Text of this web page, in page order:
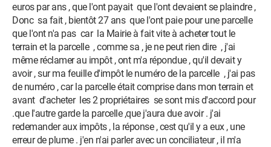
euros par ans , que l'ont payait que l'ont devaient se plaindre ,
Donc sa fait , bientôt 27 ans que l'ont paie pour une parcelle
que l'ont n'a pas car la Mairie à fait vite à acheter tout le
terrain et la parcelle , comme sa , je ne peut rien dire , j'ai
même réclamer au impôt , ont m'a répondue , qu'il devait y
avoir , sur ma feuille d'impôt le numéro de la parcelle , j'ai pas
de numéro , car la parcelle était comprise dans mon terrain et
avant d'acheter les 2 propriétaires se sont mis d'accord pour
.que l'autre garde la parcelle ,que j'aura due avoir . j'ai
redemander aux impôts , la réponse , cest qu'il y a eux , une
erreur de plume . j'en n'ai parler avec un conciliateur , il m'a